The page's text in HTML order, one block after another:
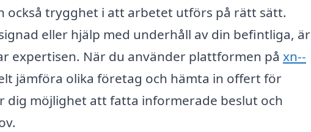
också trygghet i att arbetet utförs på rätt sätt.
eller hjälp med underhåll av din befintliga, är
expertisen. När du använder plattformen på xn--
jämföra olika företag och hämta in offert för
dig möjlighet att fatta informerade beslut och